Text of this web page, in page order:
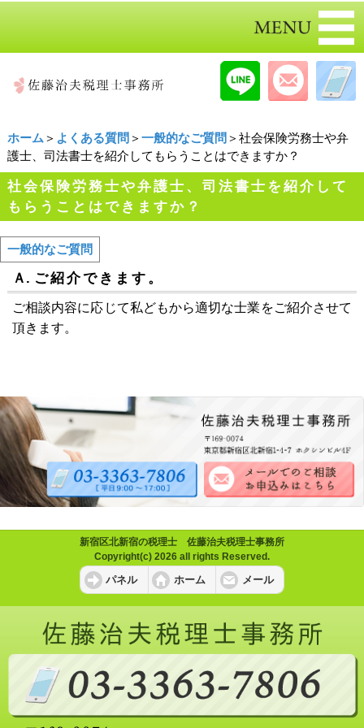
ホーム ＞ よくある質問 ＞ 一般的なご質問 ＞社会保険労務士や弁
護士、司法書士を紹介してもらうことはできますか？
社会保険労務士や弁護士、司法書士を紹介して
もらうことはできますか？
一般的なご質問
Ａ. ご紹介できます。
ご相談内容に応じて私どもから適切な士業をご紹介させて
頂きます。
新宿区北新宿の税理士 佐藤治夫税理士事務所
Copyright(c) 2026 all rights Reserved.
パネル ホーム メール